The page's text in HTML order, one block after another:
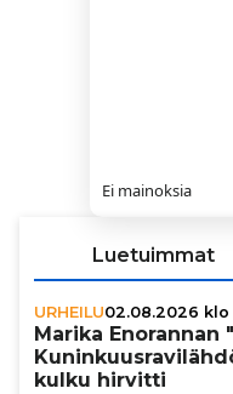
Ei mainoksia
Luetuimmat
URHEILU02.08.2026 klo
Marika
kulku hirvitti